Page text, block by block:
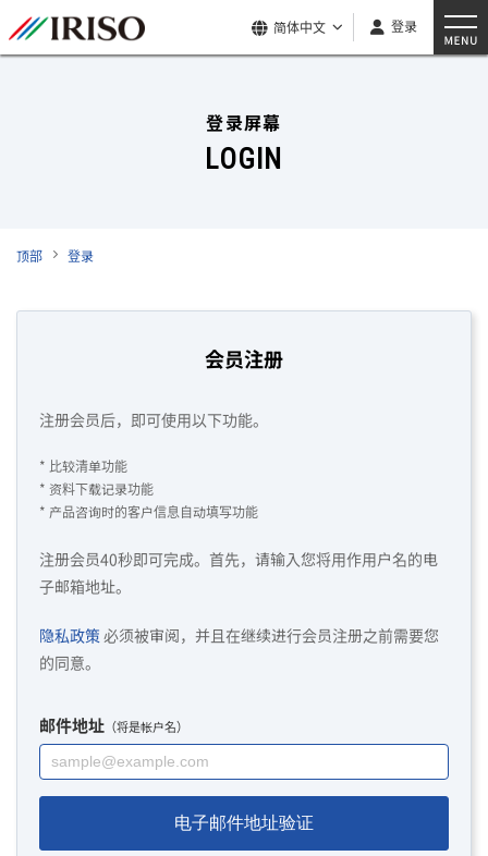
简体中文 登录
登录屏幕
LOGIN
顶部 登录
会员注册
注册会员后，即可使用以下功能。
* 比较清单功能
* 资料下载记录功能
* 产品咨询时的客户信息自动填写功能
注册会员40秒即可完成。首先，请输入您将用作用户名的电
子邮箱地址。
隐私政策 必须被审阅，并且在继续进行会员注册之前需要您
的同意。
邮件地址 （将是帐户名）
电子邮件地址验证